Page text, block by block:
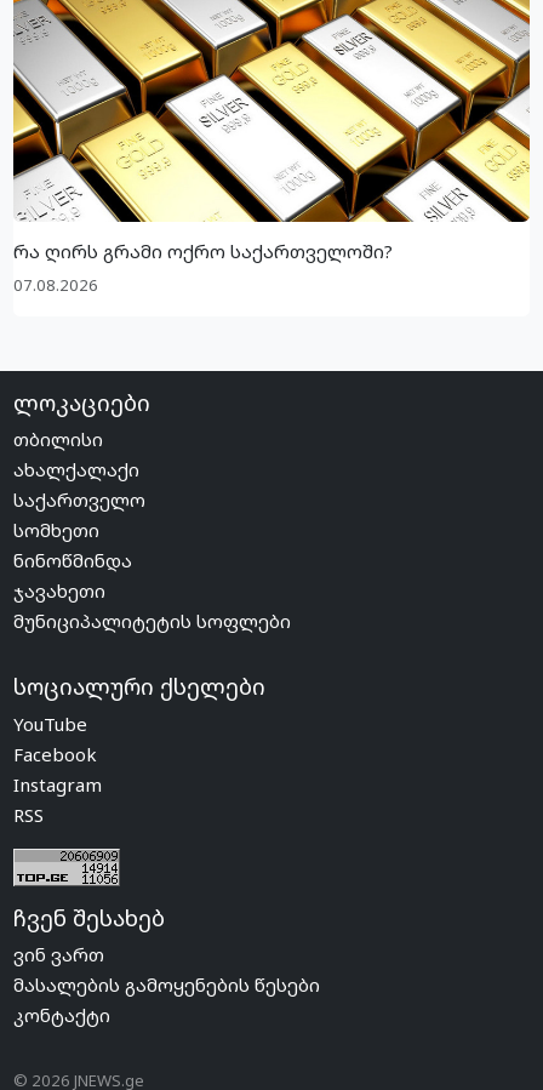
რა ღირს გრამი ოქრო საქართველოში?
07.08.2026
ლოკაციები
თბილისი
ახალქალაქი
საქართველო
სომხეთი
ნინოწმინდა
ჯავახეთი
მუნიციპალიტეტის სოფლები
სოციალური ქსელები
YouTube
Facebook
Instagram
RSS
ჩვენ შესახებ
ვინ ვართ
მასალების გამოყენების წესები
კონტაქტი
© 2026 JNEWS.ge